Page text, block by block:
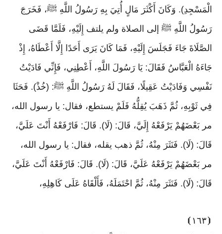
الْمَسْجِدِ). وَكَانَ أَكْثَرَ مَالٍ أُتِيَ بِهِ رَسُولُ اللَّهِ ﷺ، فَخَرَجَ
رَسُولُ اللَّهِ ﷺ إلى الصلاة ولم يلتف إِلَيْهِ، فَلَمَّا قَضَى
الصَّلَاةَ جَاءَ فَجَلَسَ إِلَيْهِ، فَمَا كَانَ يَرَى أَحَدًا إِلَّا أَعْطَاهُ، إِذْ
جَاءَهُ الْعَبَّاسُ فَقَالَ: يَا رَسُولَ اللَّهِ، أَعْطِنِي، فَإِنِّي فَادَيْتُ
نَفْسِي وَفَادَيْتُ عَقِيلًا، فَقَالَ لَهُ رَسُولُ اللَّهِ ﷺ: (خُذْ). فَحَثَا
فِي ثَوْبِهِ، ثُمَّ ذَهَبَ يُقِلُّهُ فَلَمْ يستطع، فقال: يا رسول الله،
مر بَعْضَهُمْ يَرْفَعْهُ إِلَيَّ، قَالَ: (لَا). قَالَ: فَارْفَعْهُ أَنْتَ عَلَيَّ،
قَالَ: (لَا). فَنَثَرَ مِنْهُ، ثُمَّ ذهب يقله، فقال: يا رسول الله،
مر بَعْضَهُمْ يَرْفَعْهُ عَلَيَّ، قَالَ: (لَا). قَالَ: فَارْفَعْهُ أَنْتَ عَلَيَّ،
قَالَ: (لَا). فَنَثَرَ مِنْهُ، ثُمَّ احْتَمَلَهُ، فَأَلْقَاهُ عَلَى كَاهِلِهِ،
⦗١٦٣ ⦘